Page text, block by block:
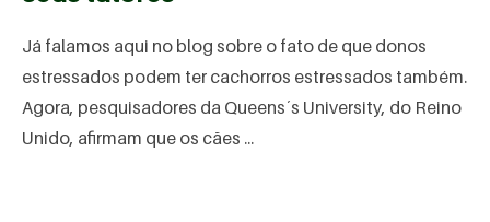
Já falamos aqui no blog sobre o fato de que donos
estressados podem ter cachorros estressados também.
Agora, pesquisadores da Queens´s University, do Reino
Unido, afirmam que os cães ...